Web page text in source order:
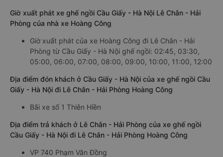
Giờ xuất phát xe ghế ngồi Cầu Giấy - Hà Nội Lê Chân - Hải
Phòng của nhà xe Hoàng Công
Giờ xuất phát của xe Hoàng Công đi Lê Chân - Hải
Phòng từ Cầu Giấy - Hà Nội ghế ngồi: 02:45, 03:30,
05:00, 06:00, 07:00, 08:00, 09:00, 10:00, 11:00, 12:00
Địa điểm đón khách ở Cầu Giấy - Hà Nội của xe ghế ngồi Cầu
Giấy - Hà Nội đi Lê Chân - Hải Phòng Hoàng Công
Bãi xe số 1 Thiên Hiền
Địa điểm trả khách ở Lê Chân - Hải Phòng của xe ghế ngồi
Cầu Giấy - Hà Nội đi Lê Chân - Hải Phòng Hoàng Công
VP 740 Phạm Văn Đồng